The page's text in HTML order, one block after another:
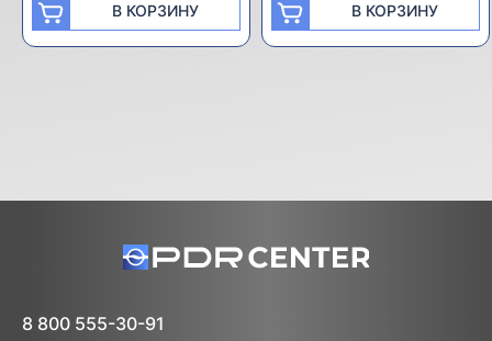
В КОРЗИНУ В КОРЗИНУ
8 800 555-30-91